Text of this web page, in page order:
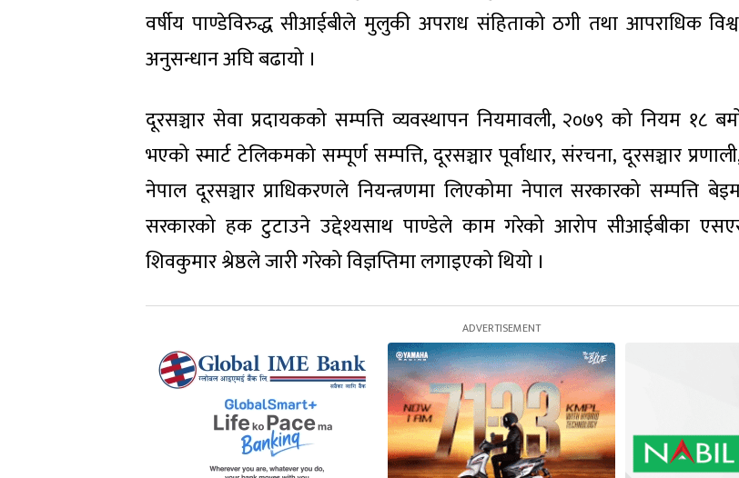
वर्षीय पाण्डेविरुद्ध सीआईबीले मुलुकी अपराध संहिताको ठगी तथा आपराधिक
अनुसन्धान अघि बढायो ।
दूरसञ्चार सेवा प्रदायकको सम्पत्ति व्यवस्थापन नियमावली, २०७९ को नियम १८
भएको स्मार्ट टेलिकमको सम्पूर्ण सम्पत्ति, दूरसञ्चार पूर्वाधार, संरचना, दूरसञ्चार
नेपाल दूरसञ्चार प्राधिकरणले नियन्त्रणमा लिएकोमा नेपाल सरकारको सम्पत्ति
सरकारको हक टुटाउने उद्देश्यसाथ पाण्डेले काम गरेको आरोप सीआईबीका
शिवकुमार श्रेष्ठले जारी गरेको विज्ञप्तिमा लगाइएको थियो ।